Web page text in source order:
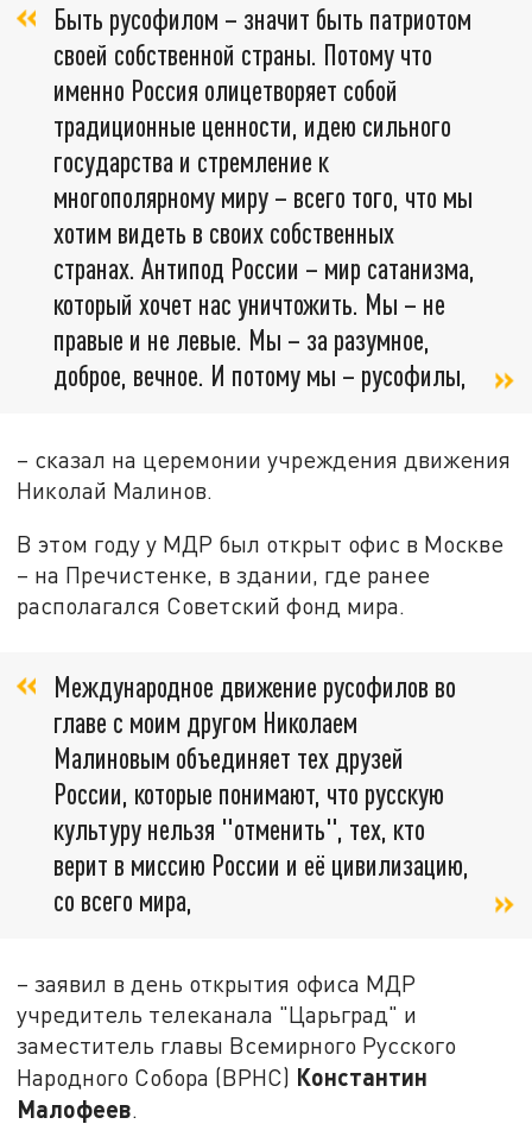
Быть русофилом – значит быть патриотом
своей собственной страны. Потому что
именно Россия олицетворяет собой
традиционные ценности, идею сильного
государства и стремление к
многополярному миру – всего того, что мы
хотим видеть в своих собственных
странах. Антипод России – мир сатанизма,
который хочет нас уничтожить. Мы – не
правые и не левые. Мы – за разумное,
доброе, вечное. И потому мы – русофилы,
– сказал на церемонии учреждения движения
Николай Малинов.
В этом году у МДР был открыт офис в Москве
– на Пречистенке, в здании, где ранее
располагался Советский фонд мира.
Международное движение русофилов во
главе с моим другом Николаем
Малиновым объединяет тех друзей
России, которые понимают, что русскую
культуру нельзя "отменить", тех, кто
верит в миссию России и её цивилизацию,
со всего мира,
– заявил в день открытия офиса МДР
учредитель телеканала "Царьград" и
заместитель главы Всемирного Русского
Народного Собора (ВРНС) Константин
Малофеев.